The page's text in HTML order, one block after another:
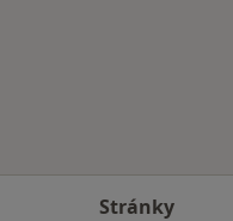
Stránky